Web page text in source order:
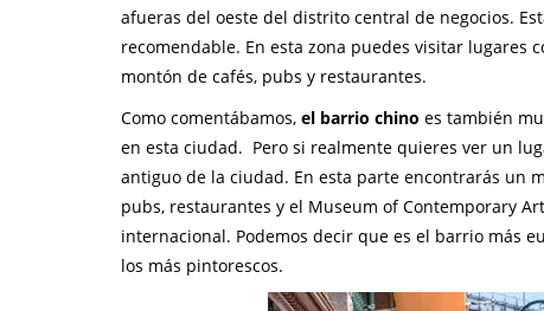
afueras del oeste del distrito central de negocios.
recomendable. En esta zona puedes visitar lugares
montón de cafés, pubs y restaurantes.
Como comentábamos, el barrio chino es también
en esta ciudad. Pero si realmente quieres ver un
antiguo de la ciudad. En esta parte encontrarás un
pubs, restaurantes y el Museum of Contemporary
internacional. Podemos decir que es el barrio más
los más pintorescos.